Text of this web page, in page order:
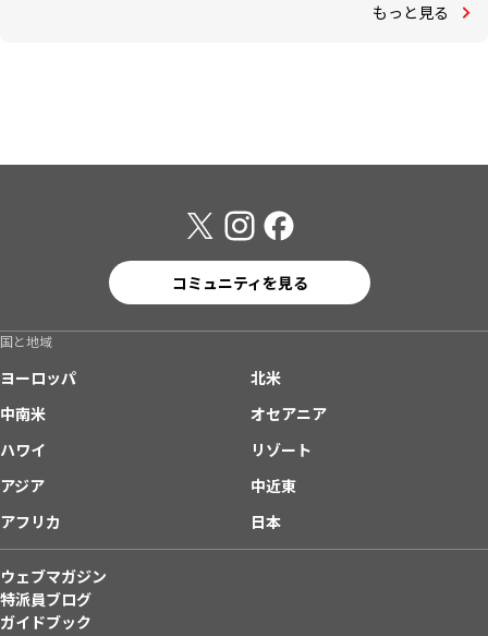
もっと見る
コミュニティを見る
国と地域
ヨーロッパ
北米
中南米
オセアニア
ハワイ
リゾート
アジア
中近東
アフリカ
日本
ウェブマガジン
特派員ブログ
ガイドブック